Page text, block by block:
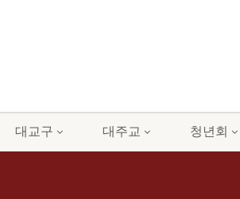
대교구 대주교 청년회